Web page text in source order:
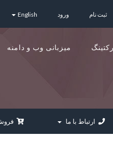
English ورود ثبت نام
میزبانی وب و دامنه
ارتباط با ما